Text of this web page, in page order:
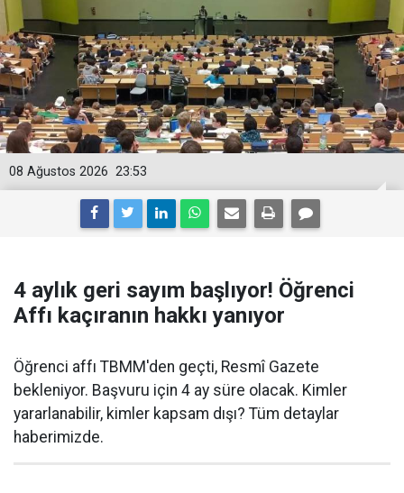
23:53
08 Ağustos 2026
4 aylık geri sayım başlıyor! Öğrenci
Affı kaçıranın hakkı yanıyor
Öğrenci affı TBMM'den geçti, Resmî Gazete
bekleniyor. Başvuru için 4 ay süre olacak. Kimler
yararlanabilir, kimler kapsam dışı? Tüm detaylar
haberimizde.